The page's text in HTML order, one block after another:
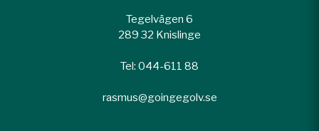
Tegelvägen 6
289 32 Knislinge
Tel: 044-611 88
rasmus@goingegolv.se